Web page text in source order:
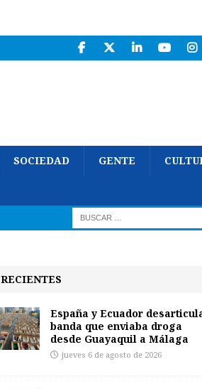
SOCIEDAD GENTE
RECIENTES
España y Ecuador
banda que enviaba droga
desde Guayaquil a Málaga
jueves 6 de agosto de 2026